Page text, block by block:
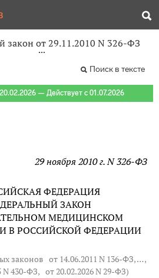
закон от 29.11.2010 N 326-ФЗ
Поиск в тексте
— Действует с 01.07.2026
29 ноября 2010 г. N 326-ФЗ
ФЕДЕРАЦИЯ
ЗАКОН
МЕДИЦИНСКОМ
В РОССИЙСКОЙ ФЕДЕРАЦИИ
законов от 14.06.2011 N 136-ФЗ, … ,
N 430-ФЗ, от 20.02.2026 N 29-ФЗ)